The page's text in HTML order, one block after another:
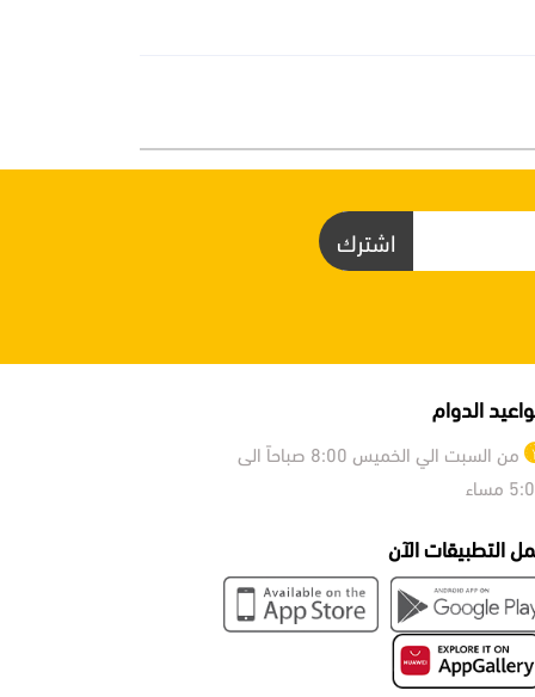
اشترك
الدوام
من السبت الي الخميس 8:00 صباحاً الى
مساء
التطبيقات الآن